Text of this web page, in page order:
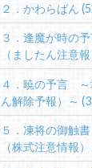
２．かわらばん
３．逢魔が時の
（ましたん注意
４．暁の予言 ～
ん解除予報）～
５．凍将の御触
（株式注意情報